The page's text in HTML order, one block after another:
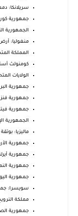
سريلانكا:
جمهورية
الجمهورية
منغوليا:
المملكة
كومنولث
الولايات
جمهورية
جمهورية
جمهورية
الجمهورية
ماليزيا:
جمهورية
جمهورية
جمهورية
جمهورية
سويسرا:
مملكة
جمهورية